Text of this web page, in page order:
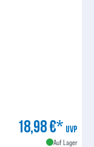
18,98 €* UVP
Auf Lager